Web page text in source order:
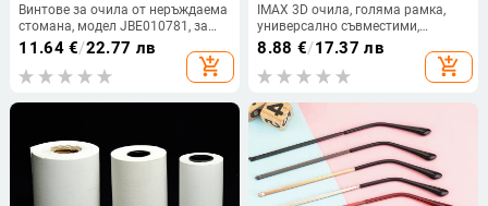
Винтове за очила от неръждаема
стомана, модел JBE010781, за
плуване, ски, алпинизъм,
пътуване и офис.
11.64€/22.77 лв
add_shopping_cart
IMAX 3D очила, голяма рамка,
универсално съвместими,
поляризатор, изработени от
смола, модел GY982
8.88 €/17.37 лв
add_shopping_cart